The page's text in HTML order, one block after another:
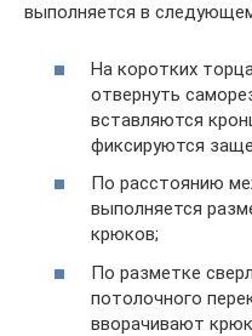
выполняется в
На коротких
отвернуть
вставляются
фиксируются
По расстоянию
выполняется
крюков;
По разметке
потолочного
вворачивают